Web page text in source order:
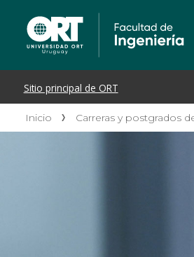
Inicio Carreras y postgrados